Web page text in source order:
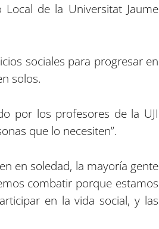
de la Universitat Jaume
sociales para progresar en
solos.
por los profesores de la UJI
que lo necesiten”.
en soledad, la mayoría gente
combatir porque estamos
en la vida social, y las